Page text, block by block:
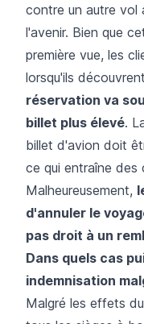
contre un autre vol
l'avenir. Bien que
première vue, les
lorsqu'ils
réservation va
billet plus élevé.
billet d'avion doit
ce qui entraîne des
Malheureusement,
d'annuler le
pas droit à un
Dans quels cas
indemnisation
Malgré les effets